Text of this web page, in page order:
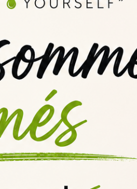
ML: Tout ce que
la bonne base. Labase e-liquide 100%
devez savoir sur cette base, de sa
VG format 115 ml ?
des e-liquides maison. Elle est
un flacon de 115 ml, ce qui permet de
VG format 115
ml
est composée à 100% de glycérine
liquides. Elle est sans danger pour la